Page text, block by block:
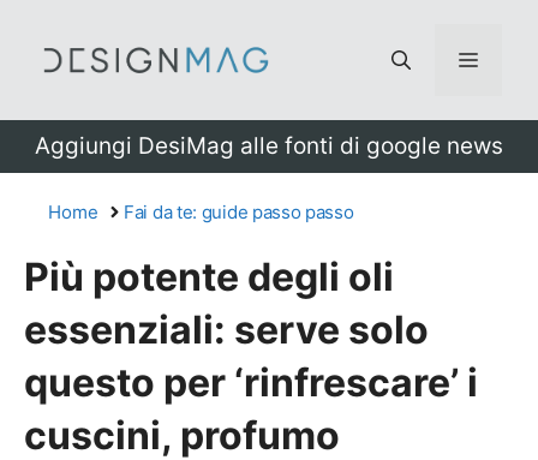
Menu
Aggiungi DesiMag alle fonti di google news
Home Fai da te: guide passo passo
Più potente degli oli
essenziali: serve solo
questo per ‘rinfrescare’ i
cuscini, profumo